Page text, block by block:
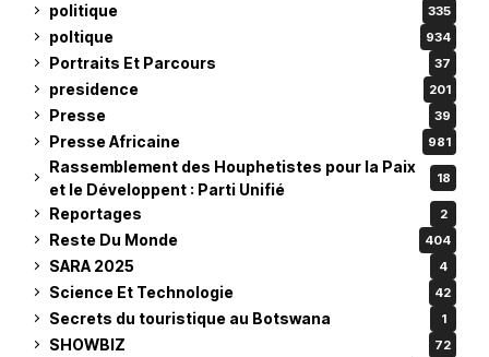
politique 335
poltique 934
Portraits Et Parcours 37
presidence 201
Presse 39
Presse Africaine 981
Rassemblement des Houphetistes pour la Paix
et le Développent : Parti Unifié
18
Reportages 2
Reste Du Monde 404
SARA 2025 4
Science Et Technologie 42
Secrets du touristique au Botswana 1
SHOWBIZ 72